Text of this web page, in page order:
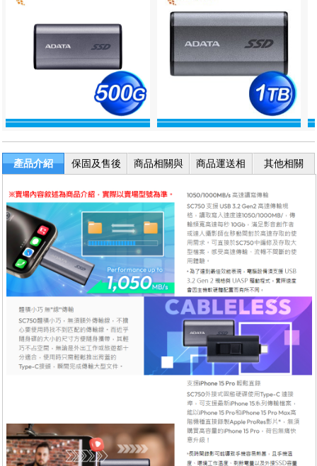
產品介紹
保固及售後
商品相關與
商品運送相
其他相關